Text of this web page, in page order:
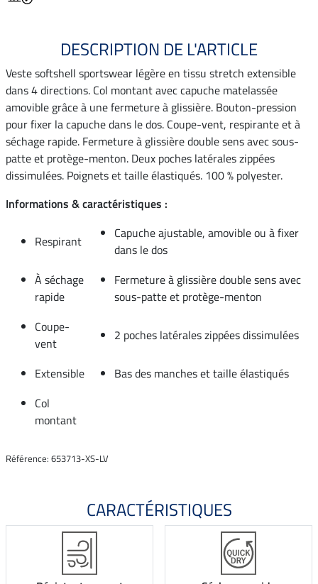
DESCRIPTION DE L'ARTICLE
Veste softshell sportswear légère en tissu stretch extensible
dans 4 directions. Col montant avec capuche matelassée
amovible grâce à une fermeture à glissière. Bouton-pression
pour fixer la capuche dans le dos. Coupe-vent, respirante et à
séchage rapide. Fermeture à glissière double sens avec sous-
patte et protège-menton. Deux poches latérales zippées
dissimulées. Poignets et taille élastiqués. 100 % polyester.
Informations & caractéristiques :
Respirant
Capuche ajustable, amovible ou à fixer
dans le dos
À séchage
rapide
Fermeture à glissière double sens avec
sous-patte et protège-menton
Coupe-
vent
2 poches latérales zippées dissimulées
Extensible
Bas des manches et taille élastiqués
Col
montant
Référence: 653713-XS-LV
CARACTÉRISTIQUES